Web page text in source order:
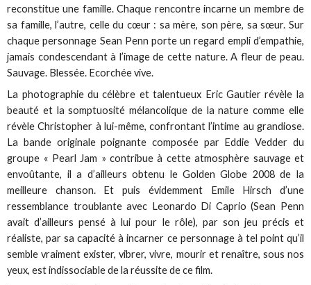
reconstitue une famille. Chaque rencontre incarne un membre de
sa famille, l’autre, celle du cœur : sa mère, son père, sa sœur. Sur
chaque personnage Sean Penn porte un regard empli d’empathie,
jamais condescendant à l’image de cette nature. A fleur de peau.
Sauvage. Blessée. Ecorchée vive.
La photographie du célèbre et talentueux Eric Gautier révèle la
beauté et la somptuosité mélancolique de la nature comme elle
révèle Christopher à lui-même, confrontant l’intime au grandiose.
La bande originale poignante composée par Eddie Vedder du
groupe « Pearl Jam » contribue à cette atmosphère sauvage et
envoûtante, il a d’ailleurs obtenu le Golden Globe 2008 de la
meilleure chanson. Et puis évidemment Emile Hirsch d’une
ressemblance troublante avec Leonardo Di Caprio (Sean Penn
avait d’ailleurs pensé à lui pour le rôle), par son jeu précis et
réaliste, par sa capacité à incarner ce personnage à tel point qu’il
semble vraiment exister, vibrer, vivre, mourir et renaître, sous nos
yeux, est indissociable de la réussite de ce film.